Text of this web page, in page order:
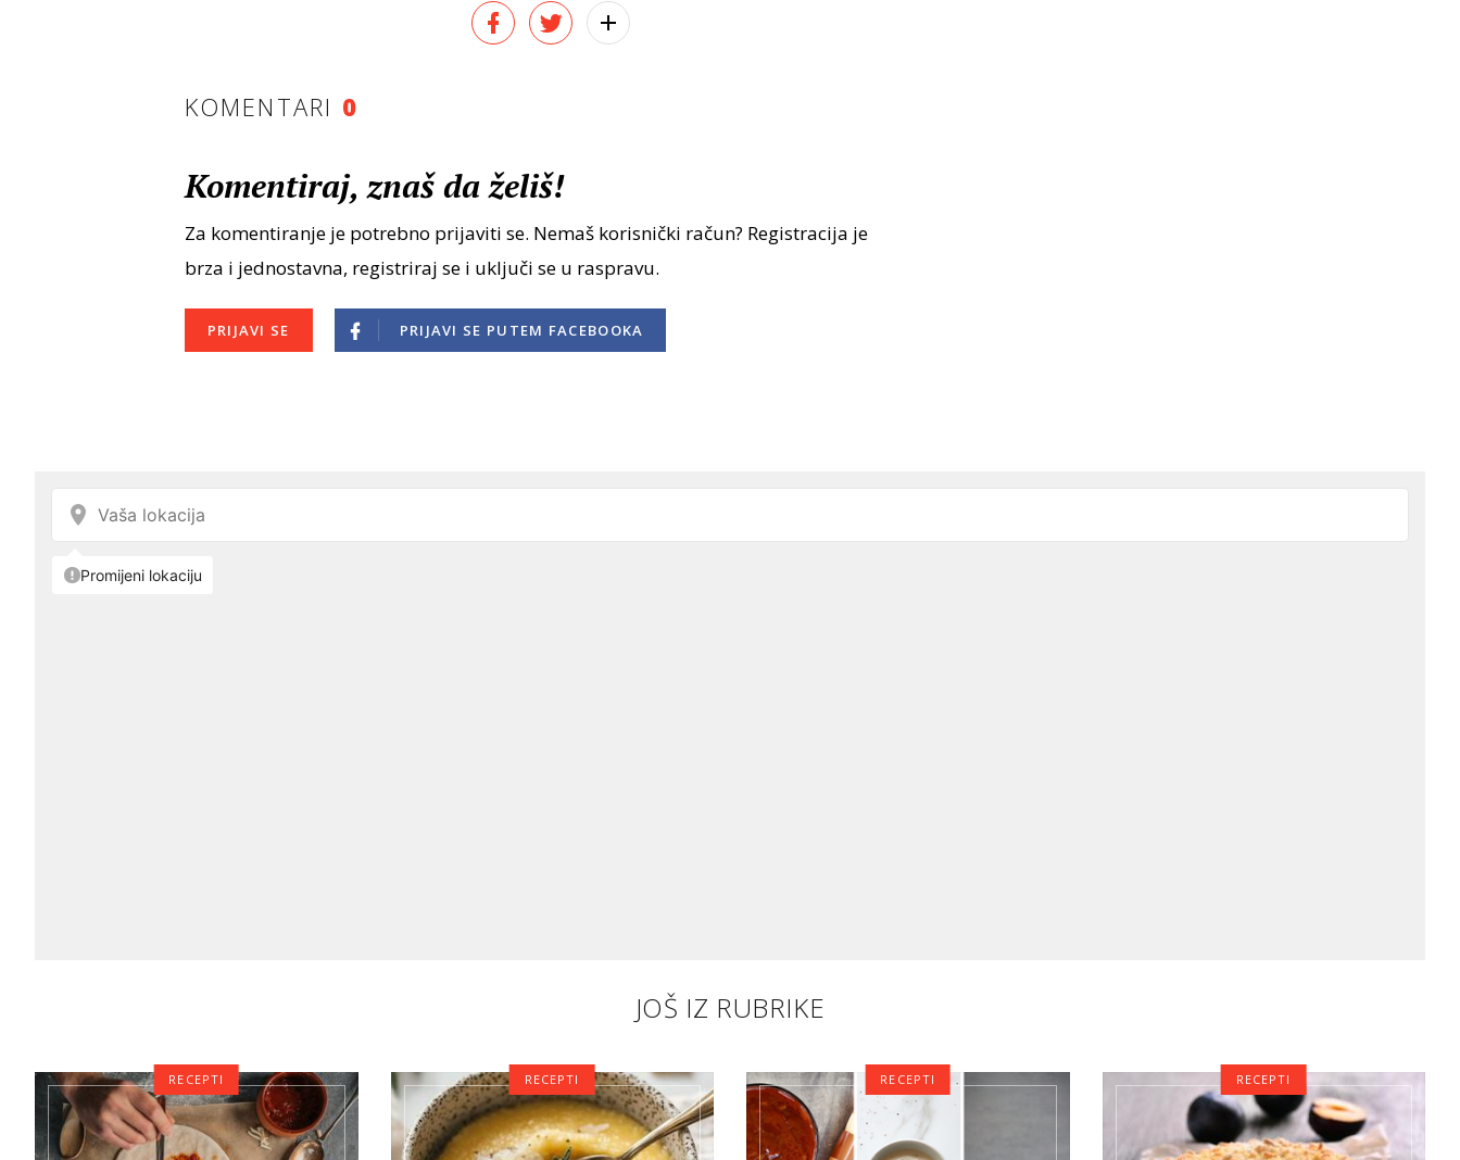
KOMENTARI 0
Komentiraj, znaš da želiš!
Za komentiranje je potrebno prijaviti se. Nemaš korisnički račun? Registracija je
brza i jednostavna, registriraj se i uključi se u raspravu.
PRIJAVI SE PRIJAVI SE PUTEM FACEBOOKA
JOŠ IZ RUBRIKE
RECEPTI RECEPTI RECEPTI RECEPTI